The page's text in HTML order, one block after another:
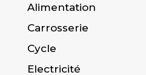
Alimentation
Carrosserie
Cycle
Electricité